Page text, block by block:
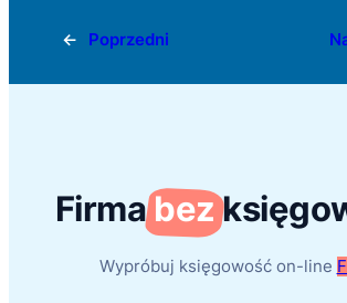
← Poprzedni
Firmabez
Wypróbuj księgowość on-line